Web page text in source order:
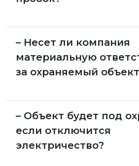
– Несет ли компания
материальную
за охраняемый
– Объект будет под
если отключится
электричество?